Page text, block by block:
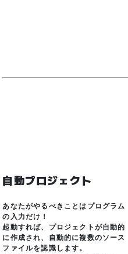
自動プロジェクト
あなたがやるべきことはプログラム
の入力だけ！
起動すれば、プロジェクトが自動的
に作成され、自動的に複数のソース
ファイルを認識します。